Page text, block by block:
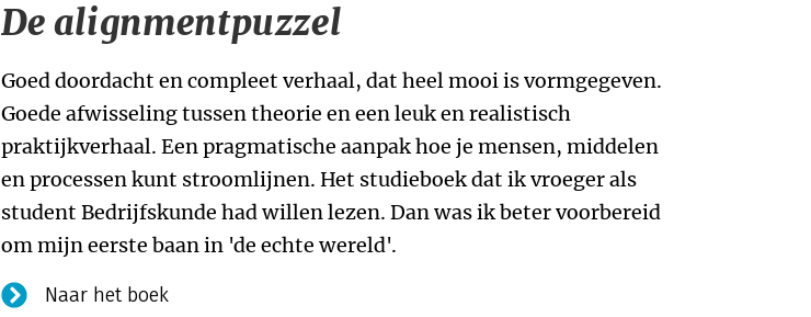
De alignmentpuzzel
Goed doordacht en compleet verhaal, dat heel mooi is vormgegeven.
Goede afwisseling tussen theorie en een leuk en realistisch
praktijkverhaal. Een pragmatische aanpak hoe je mensen, middelen
en processen kunt stroomlijnen. Het studieboek dat ik vroeger als
student Bedrijfskunde had willen lezen. Dan was ik beter voorbereid
om mijn eerste baan in 'de echte wereld'.
Naar het boek